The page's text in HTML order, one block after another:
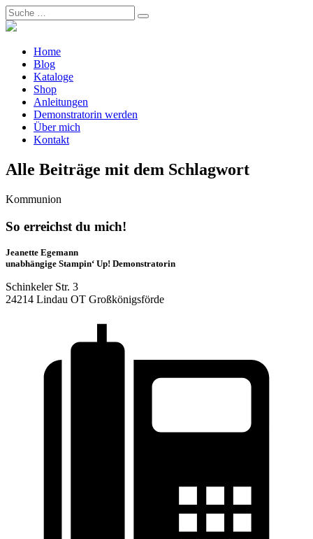
Home
Blog
Kataloge
Shop
Anleitungen
Demonstratorin werden
Über mich
Kontakt
Alle Beiträge mit dem Schlagwort
Kommunion
So erreichst du mich!
Jeanette Egemann
unabhängige Stampin‘ Up! Demonstratorin
Schinkeler Str. 3
24214 Lindau OT Großkönigsförde